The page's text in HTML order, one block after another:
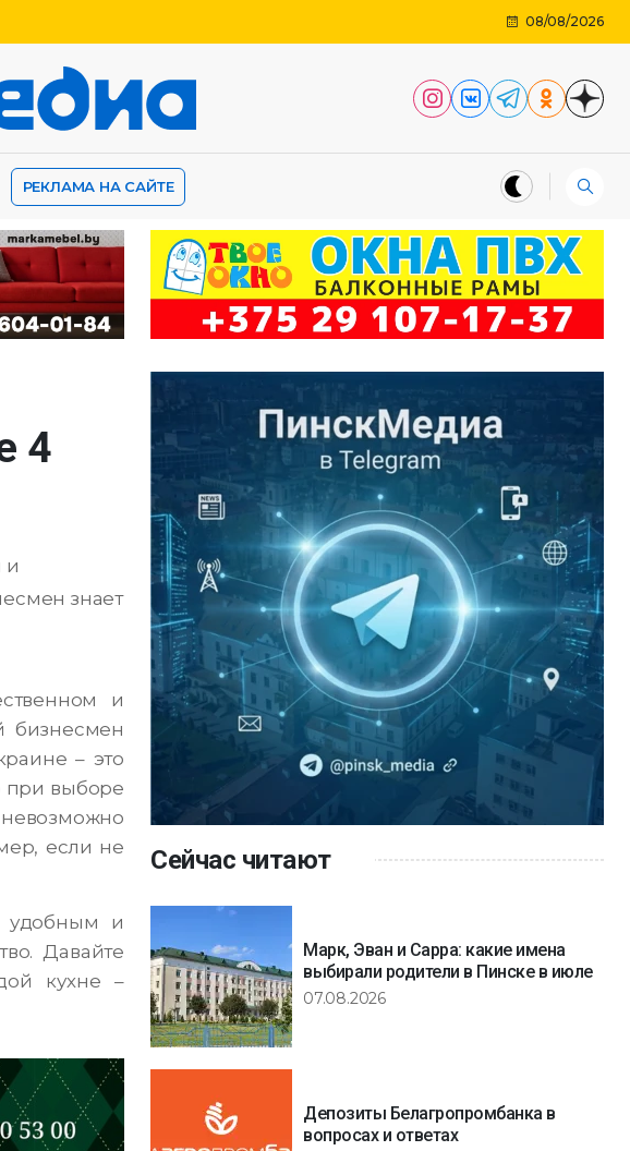
08/08/2026
РЕКЛАМА НА САЙТЕ
4
и
знает
и
бизнесмен
– это
при выборе
если не
удобным и
Давайте
кухне –
Сейчас читают
Марк, Эван и Сарра: какие имена
выбирали родители в Пинске в июле
07.08.2026
Депозиты Белагропромбанка в
вопросах и ответах